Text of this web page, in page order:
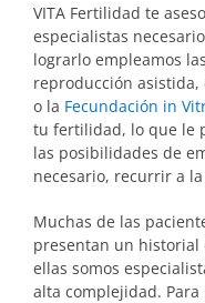
VITA Fertilidad te
especialistas
lograrlo empleamos
reproducción asistida,
o la Fecundación in
tu fertilidad, lo que le
las posibilidades de
necesario, recurrir a
Muchas de las
presentan un
ellas somos
alta complejidad.